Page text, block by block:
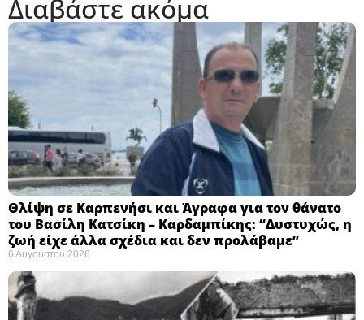
Διαβάστε ακόμα
Θλίψη σε Καρπενήσι και Άγραφα για τον θάνατο
του Βασίλη Κατσίκη – Καρδαμπίκης: “Δυστυχώς, η
ζωή είχε άλλα σχέδια και δεν προλάβαμε”
6 Αυγούστου 2026